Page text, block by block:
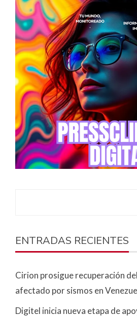
ENTRADAS RECIENTES
Cirion prosigue recuperación
afectado por sismos en
Digitel inicia nueva etapa de